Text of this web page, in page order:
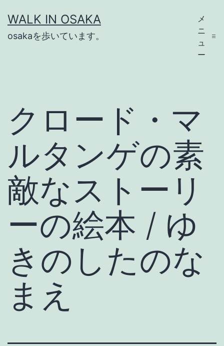
ン
テ
WALK IN OSAKA
osakaを歩いています。
メ
ニ
ュ
ー
クロード・マ
ルタンゲの素
敵なストーリ
ーの絵本 / ゆ
きのしたのな
まえ